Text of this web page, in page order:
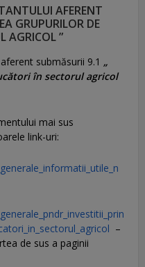
AFERENT
GRUPURILOR DE
AGRICOL ”
submăsurii 9.1 „
în sectorul agricol
mai sus
link-uri:
–
de sus a paginii